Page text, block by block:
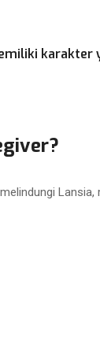
karakter
Lansia,